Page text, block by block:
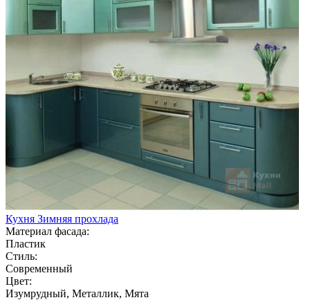
Кухня Зимняя прохлада
Материал фасада:
Пластик
Стиль:
Современный
Цвет:
Изумрудный, Металлик, Мята